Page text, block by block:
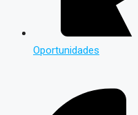
Oportunidades